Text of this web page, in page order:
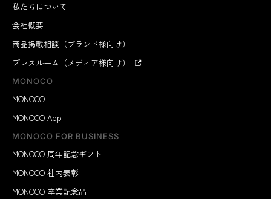
私たちについて
会社概要
商品掲載相談（ブランド様向け）
プレスルーム（メディア様向け）
MONOCO
MONOCO
MONOCO App
MONOCO FOR BUSINESS
MONOCO 周年記念ギフト
MONOCO 社内表彰
MONOCO 卒業記念品